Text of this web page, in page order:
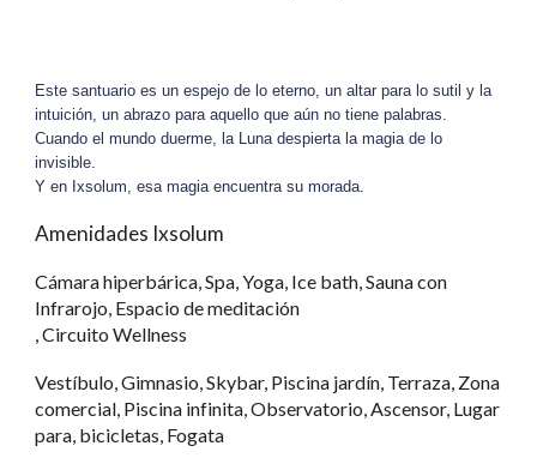
Este santuario es un espejo de lo eterno, un altar para lo sutil y la
intuición, un abrazo para aquello que aún no tiene palabras.
Cuando el mundo duerme, la Luna despierta la magia de lo
invisible.
Y en Ixsolum, esa magia encuentra su morada.
Amenidades Ixsolum
Cámara hiperbárica, Spa, Yoga, Ice bath, Sauna con
Infrarojo, Espacio de meditación
, Circuito Wellness
Vestíbulo, Gimnasio, Skybar, Piscina jardín, Terraza, Zona
comercial, Piscina infinita, Observatorio, Ascensor, Lugar
para, bicicletas, Fogata